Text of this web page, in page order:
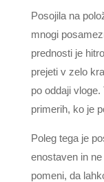
Posojila na
mnogi
prednosti je
prejeti v zelo
po oddaji
primerih, ko je
Poleg tega je
enostaven in
pomeni, da